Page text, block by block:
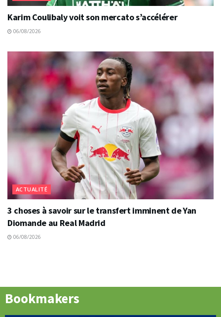
Karim Coulibaly voit son mercato s’accélérer
06/08/2026
ACTUALITÉ
3 choses à savoir sur le transfert imminent de Yan
Diomande au Real Madrid
06/08/2026
Bookmakers